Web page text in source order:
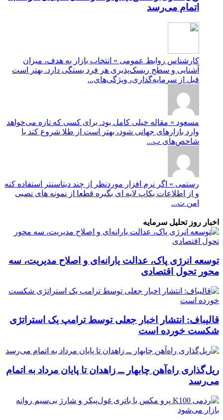
اتمام می‌رسد
کارشناس روابط عمومی » انتخاب بازار به هدف، میزان
آشنایی و سطح ریسک‌پذیری هر فرد بستگی دارد. بهتر است
قبل از سرمایه‌گذاری، ویژگی‌های...
مسعود » مقاله خیلی کامل بود. برای کسی که تازه می‌خواهد
وارد بازارهای جهانی شود، بهتر است از طلا شروع کند یا
شاخص‌های ب...
رستمی » اگر نرم افزار موردنظر از چند دیتاسنتر استفاده کنه
و از اطلاعات بکاپ لایه ای بگیره قطعا از نمونه های نصبی
امن ت...
اخبار روز تحلیل سرمایه
توسعه انرژی پاک، عدالت یارانه‌ای و اصلاح مدیریت، سه
محور تحول اقتصادی
قالیباف: انتشار اخبار جعلی توسط ترامپ یک استراتژی
شکست خورده است
ریل‌گذاری راه‌آهن چابهار ــ زاهدان تا پایان مرداد به اتمام
می‌رسد